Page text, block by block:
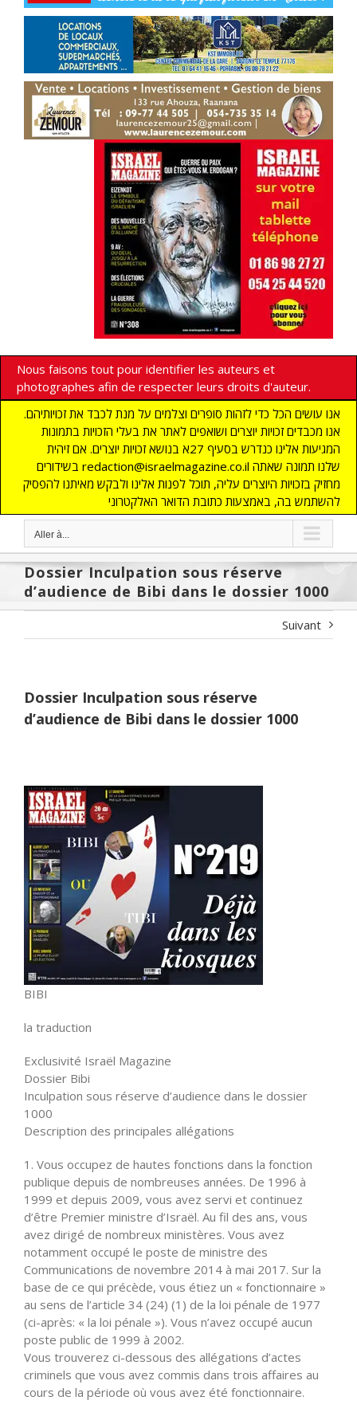
Nous faisons tout pour identifier les auteurs et
photographes afin de respecter leurs droits d'auteur.
אנו עושים הכל כדי לזהות סופרים וצלמים על מנת לכבד את זכויותיהם.
אנו מכבדים זכויות יוצרים ושואפים לאתר את בעלי הזכויות בתמונות
המגיעות אלינו כנדרש בסעיף 27א בנושא זכויות יוצרים. אם זיהית
בשידורים redaction@israelmagazine.co.il שלנו תמונה שאתה
מחזיק בזכויות היוצרים עליה, תוכל לפנות אלינו ולבקש מאיתנו להפסיק
להשתמש בה, באמצעות כתובת הדואר האלקטרוני
Aller à...
Dossier Inculpation sous réserve
d’audience de Bibi dans le dossier 1000
Suivant
Dossier Inculpation sous réserve
d’audience de Bibi dans le dossier 1000
BIBI
la traduction
Exclusivité Israël Magazine
Dossier Bibi
Inculpation sous réserve d’audience dans le dossier
1000
Description des principales allégations
1. Vous occupez de hautes fonctions dans la fonction
publique depuis de nombreuses années. De 1996 à
1999 et depuis 2009, vous avez servi et continuez
d’être Premier ministre d’Israël. Au fil des ans, vous
avez dirigé de nombreux ministères. Vous avez
notamment occupé le poste de ministre des
Communications de novembre 2014 à mai 2017. Sur la
base de ce qui précède, vous étiez un « fonctionnaire »
au sens de l’article 34 (24) (1) de la loi pénale de 1977
(ci-après: « la loi pénale »). Vous n’avez occupé aucun
poste public de 1999 à 2002.
Vous trouverez ci-dessous des allégations d’actes
criminels que vous avez commis dans trois affaires au
cours de la période où vous avez été fonctionnaire.